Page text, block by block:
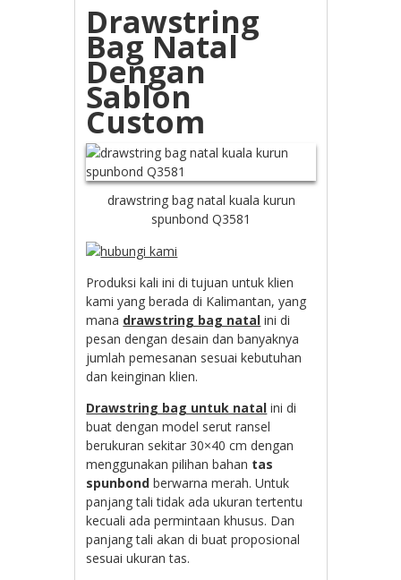
Drawstring
Bag Natal
Dengan
Sablon
Custom
drawstring bag natal kuala kurun
spunbond Q3581
Produksi kali ini di tujuan untuk klien
kami yang berada di Kalimantan, yang
mana drawstring bag natal ini di
pesan dengan desain dan banyaknya
jumlah pemesanan sesuai kebutuhan
dan keinginan klien.
Drawstring bag untuk natal ini di
buat dengan model serut ransel
berukuran sekitar 30×40 cm dengan
menggunakan pilihan bahan tas
spunbond berwarna merah. Untuk
panjang tali tidak ada ukuran tertentu
kecuali ada permintaan khusus. Dan
panjang tali akan di buat proposional
sesuai ukuran tas.